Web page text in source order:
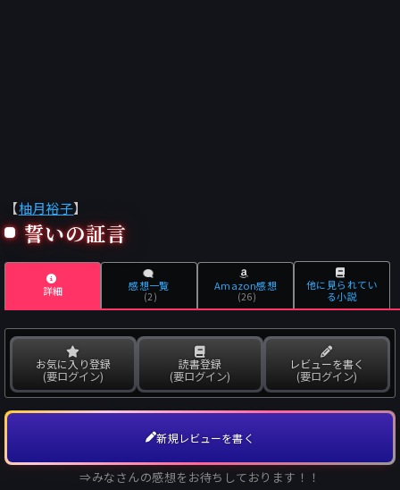
【柚月裕子】
誓いの証言
詳細 感想一覧
(2)
Amazon感想
(26)
他に見られてい
る小説
お気に入り登録
(要ログイン)
読書登録
(要ログイン)
レビューを書く
(要ログイン)
新規レビューを書く
⇒みなさんの感想をお待ちしております！！